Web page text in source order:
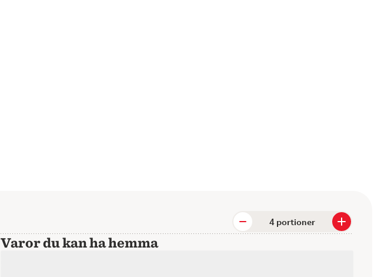
portioner
Varor du kan ha hemma